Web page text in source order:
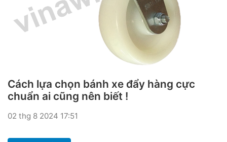
Cách lựa chọn bánh xe đẩy hàng cực
chuẩn ai cũng nên biết !
02 thg 8 2024 17:51